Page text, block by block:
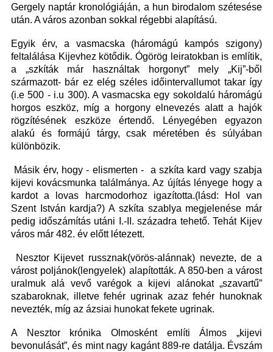
Gergely naptár kronológiáján, a hun birodalom szétesése
után. A város azonban sokkal régebbi alapítású.
Egyik érv, a vasmacska (háromágú kampós szigony)
feltalálása Kijevhez kötődik. Ógörög leiratokban is említik,
a „szkíták már használtak horgonyt” mely „Kij”-ből
származott- bár ez elég széles időintervallumot takar így
(i.e 500 - i.u 300). A vasmacska egy sokoldalú háromágú
horgos eszköz, míg a horgony elnevezés alatt a hajók
rögzítésének eszköze értendő. Lényegében egyazon
alakú és formájú tárgy, csak méretében és súlyában
különbözik.
Másik érv, hogy - elismerten - a szkíta kard vagy szabja
kijevi kovácsmunka találmánya. Az újítás lényege hogy a
kardot a lovas harcmodorhoz igazította.(lásd: Hol van
Szent István kardja?) A szkíta szablya megjelenése már
pedig időszámítás utáni I.-II. századra tehető. Tehát Kijev
város már 482. év előtt létezett.
Nesztor Kijevet russznak(vörös-alánnak) nevezte, de a
várost poljánok(lengyelek) alapították. A 850-ben a várost
uralmuk alá vevő varégok a kijevi alánokat „szavartű”
szabaroknak, illetve fehér ugrinak azaz fehér hunoknak
nevezték, míg az ázsiai hunokat fekete ugrinak.
A Nesztor krónika Olmosként említi Álmos „kijevi
bevonulását”, és mint nagy kagánt 889-re datálja. Évszám